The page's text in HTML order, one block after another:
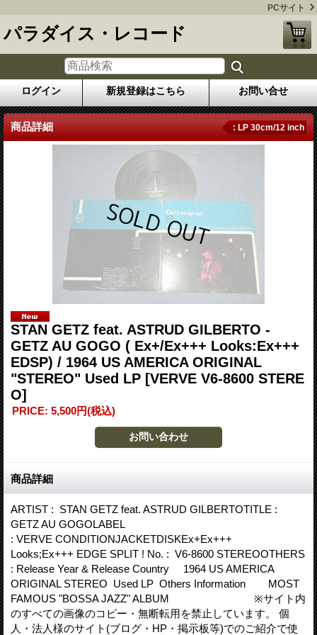
PCサイト
パラダイス・レコード
ログイン 新規登録はこちら お問い合せ
商品詳細 : LP 30cm/12 inch
STAN GETZ feat. ASTRUD GILBERTO -
GETZ AU GOGO ( Ex+/Ex+++ Looks:Ex+++
EDSP) / 1964 US AMERICA ORIGINAL
"STEREO" Used LP [VERVE V6-8600 STERE
O]
PRICE: 5,500円(税込)
商品詳細
ARTIST : STAN GETZ feat. ASTRUD GILBERTOTITLE :
GETZ AU GOGOLABEL
: VERVE CONDITIONJACKETDISKEx+Ex+++
Looks;Ex+++ EDGE SPLIT ! No. : V6-8600 STEREOOTHERS
: Release Year & Release Country 1964 US AMERICA
ORIGINAL STEREO Used LP Others Information MOST
FAMOUS "BOSSA JAZZ" ALBUM ※サイト内
のすべての画像のコピー・無断転用を禁止しています。 個
人・法人様のサイト(ブログ・HP・掲示板等)でのご紹介で使